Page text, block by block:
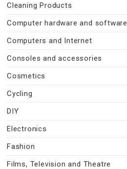
Cleaning Products
Computer hardware and software
Computers and Internet
Consoles and accessories
Cosmetics
Cycling
DIY
Electronics
Fashion
Films, Television and Theatre